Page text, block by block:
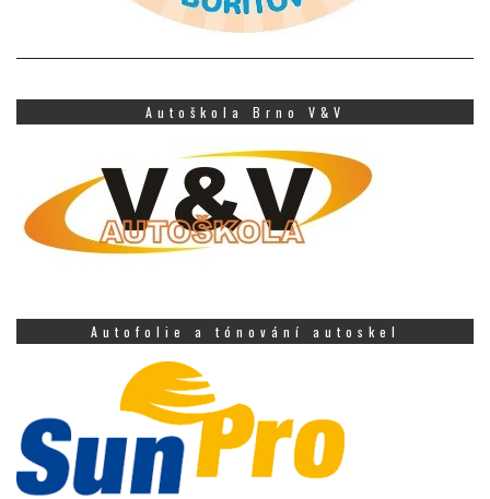
Autoškola Brno V&V
Autofolie a tónování autoskel